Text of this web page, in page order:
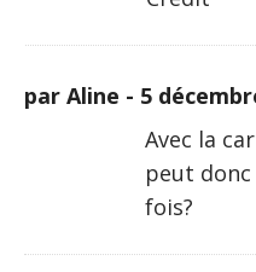
par Aline - 5
Avec la
peut
fois?